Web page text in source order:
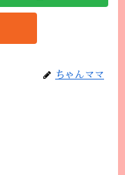
ちゃんママ